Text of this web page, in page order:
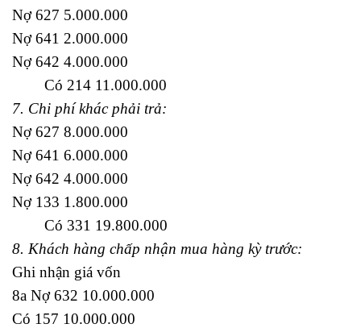
Nợ 627 5.000.000
Nợ 641 2.000.000
Nợ 642 4.000.000
Có 214 11.000.000
7. Chi phí khác phải trả:
Nợ 627 8.000.000
Nợ 641 6.000.000
Nợ 642 4.000.000
Nợ 133 1.800.000
Có 331 19.800.000
8. Khách hàng chấp nhận mua hàng kỳ trước:
Ghi nhận giá vốn
8a Nợ 632 10.000.000
Có 157 10.000.000